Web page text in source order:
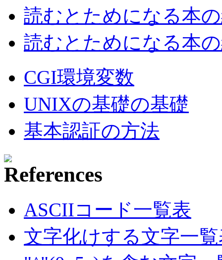
読むとためになる本
読むとためになる本
CGI環境変数
UNIXの基礎の基礎
基本認証の方法
ASCIIコード一覧表
文字化けする文字一